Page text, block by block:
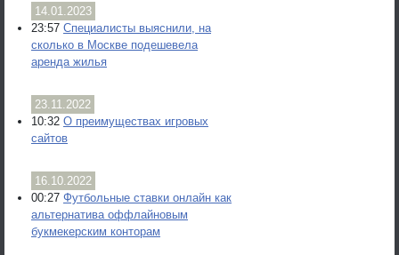
14.01.2023
23:57 Специалисты выяснили, на
сколько в Москве подешевела
аренда жилья
23.11.2022
10:32 О преимуществах игровых
сайтов
16.10.2022
00:27 Футбольные ставки онлайн как
альтернатива оффлайновым
букмекерским конторам